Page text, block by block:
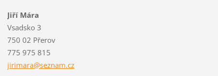
Jiří Mára
Vsadsko 3
750 02 Přerov
775 975 815
jirimara@seznam.cz